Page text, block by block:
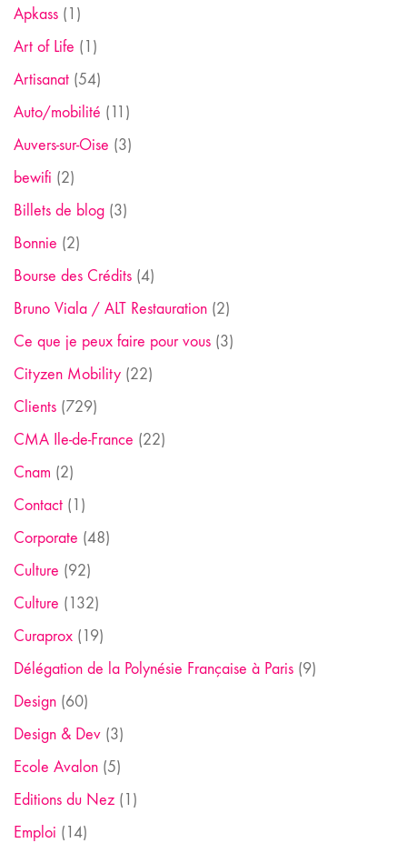
Apkass (1)
Art of Life (1)
Artisanat (54)
Auto/mobilité (11)
Auvers-sur-Oise (3)
bewifi (2)
Billets de blog (3)
Bonnie (2)
Bourse des Crédits (4)
Bruno Viala / ALT Restauration (2)
Ce que je peux faire pour vous (3)
Cityzen Mobility (22)
Clients (729)
CMA Ile-de-France (22)
Cnam (2)
Contact (1)
Corporate (48)
Culture (92)
Culture (132)
Curaprox (19)
Délégation de la Polynésie Française à Paris (9)
Design (60)
Design & Dev (3)
Ecole Avalon (5)
Editions du Nez (1)
Emploi (14)